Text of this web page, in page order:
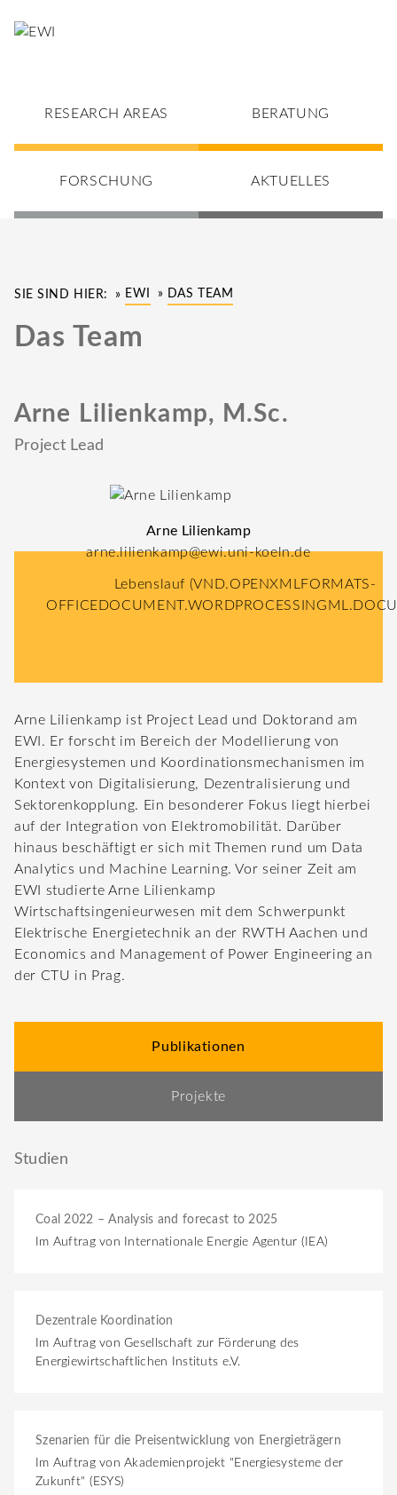
RESEARCH AREAS BERATUNG
FORSCHUNG AKTUELLES
SIE SIND HIER: EWI DAS TEAM
Das Team
Arne Lilienkamp, M.Sc.
Project Lead
Arne Lilienkamp
arne.lilienkamp@ewi.uni-koeln.de
Lebenslauf (VND.OPENXMLFORMATS-
Arne Lilienkamp ist Project Lead und Doktorand am
EWI. Er forscht im Bereich der Modellierung von
Energiesystemen und Koordinationsmechanismen im
Kontext von Digitalisierung, Dezentralisierung und
Sektorenkopplung. Ein besonderer Fokus liegt hierbei
auf der Integration von Elektromobilität. Darüber
hinaus beschäftigt er sich mit Themen rund um Data
Analytics und Machine Learning. Vor seiner Zeit am
EWI studierte Arne Lilienkamp
Wirtschaftsingenieurwesen mit dem Schwerpunkt
Elektrische Energietechnik an der RWTH Aachen und
Economics and Management of Power Engineering an
der CTU in Prag.
Publikationen
Projekte
Studien
Coal 2022 – Analysis and forecast to 2025
Im Auftrag von Internationale Energie Agentur (IEA)
Dezentrale Koordination
Im Auftrag von Gesellschaft zur Förderung des
Energiewirtschaftlichen Instituts e.V.
Szenarien für die Preisentwicklung von Energieträgern
Im Auftrag von Akademienprojekt "Energiesysteme der
Zukunft" (ESYS)